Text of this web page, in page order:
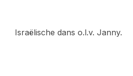
Israëlische dans o.l.v. Janny.